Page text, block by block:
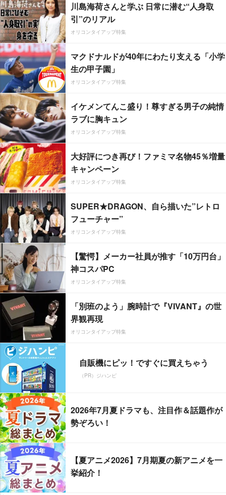
川島海荷さんと学ぶ 日常に潜む“人身取
引”のリアル
オリコンタイアップ特集
マクドナルドが40年にわたり支える「小学
生の甲子園」
オリコンタイアップ特集
イケメンてんこ盛り！尊すぎる男子の純情
ラブに胸キュン
オリコンタイアップ特集
大好評につき再び！ファミマ名物45％増量
キャンペーン
オリコンタイアップ特集
SUPER★DRAGON、自ら描いた”レトロ
フューチャー”
オリコンタイアップ特集
【驚愕】メーカー社員が推す「10万円台」
神コスパPC
オリコンタイアップ特集
「別班のよう」腕時計で『VIVANT』の世
界観再現
オリコンタイアップ特集
自販機にピッ！ですぐに買えちゃう
（PR）ジハンピ
2026年7月夏ドラマも、注目作＆話題作が
勢ぞろい！
【夏アニメ2026】7月期夏の新アニメを一
挙紹介！